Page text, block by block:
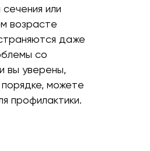
или
возрасте
даже
со
вы уверены,
можете
профилактики.